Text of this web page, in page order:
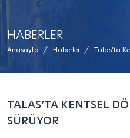
HABERLER
Anasayfa / Haberler / Talas’ta
TALAS’TA KENTSEL
SÜRÜYOR